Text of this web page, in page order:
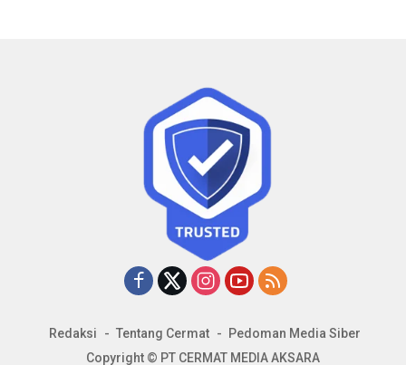
Redaksi Tentang Cermat
Pedoman Media Siber
Copyright © PT CERMAT MEDIA AKSARA